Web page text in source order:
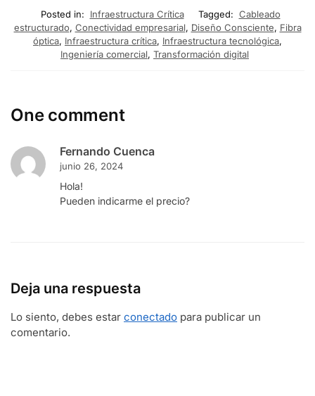
Posted in: Infraestructura Crítica Tagged: Cableado
estructurado, Conectividad empresarial, Diseño Consciente, Fibra
óptica, Infraestructura crítica, Infraestructura tecnológica,
Ingeniería comercial, Transformación digital
One comment
Fernando Cuenca
junio 26, 2024
Hola!
Pueden indicarme el precio?
Deja una respuesta
Lo siento, debes estar conectado para publicar un
comentario.